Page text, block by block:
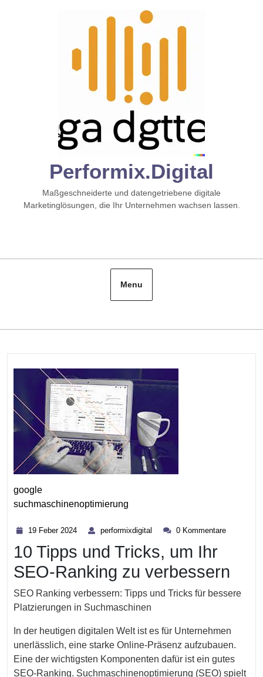
Performix.digital
Maßgeschneiderte und datengetriebene digitale
Marketinglösungen, die Ihr Unternehmen wachsen lassen.
Menu
google
suchmaschinenoptimierung
19 Feber 2024
2024
performixdigital performixdigital
0 Kommentare
10 Tipps und Tricks, um Ihr
SEO-Ranking zu verbessern
SEO Ranking verbessern: Tipps und Tricks für bessere
Platzierungen in Suchmaschinen
In der heutigen digitalen Welt ist es für Unternehmen
unerlässlich, eine starke Online-Präsenz aufzubauen.
Eine der wichtigsten Komponenten dafür ist ein gutes
SEO-Ranking. Suchmaschinenoptimierung (SEO) spielt